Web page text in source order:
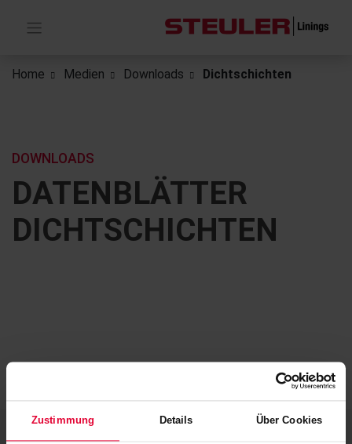
Zustimmung Details Über Cookies
Home Medien Downloads Dichtschichten
DATENBLÄTTER
DICHTSCHICHTEN
DOWNLOADS